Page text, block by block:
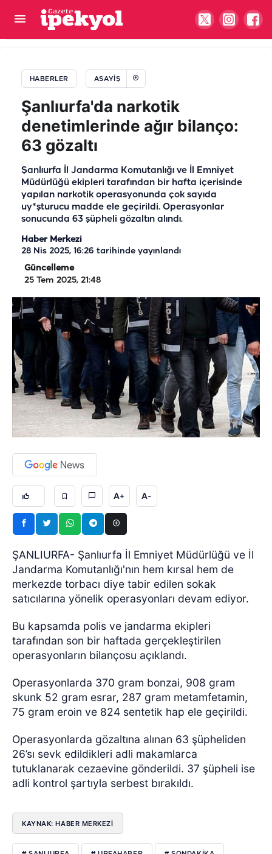
HABERLER ASAYIŞ
Şanlıurfa'da narkotik
denetimlerinde ağır bilanço:
63 gözaltı
Şanlıurfa İl Jandarma Komutanlığı ve İl Emniyet
Müdürlüğü ekipleri tarafından bir hafta içerisinde
yapılan narkotik operasyonunda çok sayıda
uy*şturucu madde ele geçirildi. Operasyonlar
sonucunda 63 şüpheli gözaltın alındı.
Haber Merkezi
28 Nis 2025, 16:26 tarihinde yayınlandı
Güncelleme
25 Tem 2025, 21:48
A+ A-
ŞANLIURFA- Şanlıurfa İl Emniyet Müdürlüğü ve İl
Jandarma Komutanlığı'nın hem kırsal hem de
merkezde torbacı diye tabir edilen sokak
satıcılarına yönelik operasyonları devam ediyor.
Bu kapsamda polis ve jandarma ekipleri
tarafından son bir haftada gerçekleştirilen
operasyonların bilançosu açıklandı.
Operasyonlarda 370 gram bonzai, 908 gram
skunk 52 gram esrar, 287 gram metamfetamin,
75 gram eroin ve 824 sentetik hap ele geçirildi.
Operasyonlarda gözaltına alınan 63 şüpheliden
26’sı sevk edildikleri adli makamlarca
tutuklanarak cezaevine gönderildi. 37 şüpheli ise
adli kontrol şartıyla serbest bırakıldı.
KAYNAK: HABER MERKEZİ
Şanlıurfa'da korkunç olay: Tüfekle oynarken